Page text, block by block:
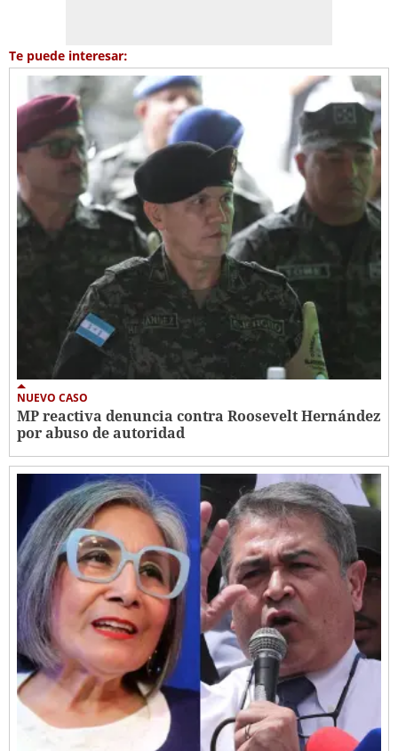
Te puede interesar:
NUEVO CASO
MP reactiva denuncia contra Roosevelt Hernández
por abuso de autoridad